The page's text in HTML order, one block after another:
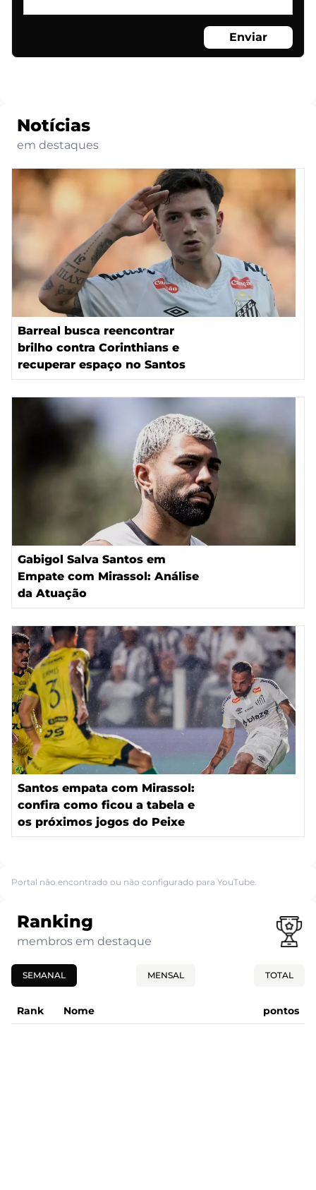
Enviar
Notícias
em destaques
Barreal busca reencontrar
brilho contra Corinthians e
recuperar espaço no Santos
Gabigol Salva Santos em
Empate com Mirassol: Análise
da Atuação
Santos empata com Mirassol:
confira como ficou a tabela e
os próximos jogos do Peixe
Portal não encontrado ou não configurado para YouTube.
Ranking
membros em destaque
SEMANAL MENSAL TOTAL
Rank Nome pontos